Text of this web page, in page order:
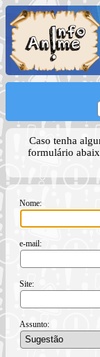
Caso tenha
formulário
Nome:
e-mail:
Site:
Assunto: